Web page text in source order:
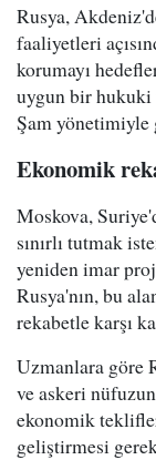
Rusya,
faaliyetleri
korumayı
uygun bir hukuki
Şam
Ekonomik
Moskova,
sınırlı tutmak
yeniden imar
Rusya'nın, bu
rekabetle karşı
Uzmanlara göre
ve askeri
ekonomik
geliştirmesi